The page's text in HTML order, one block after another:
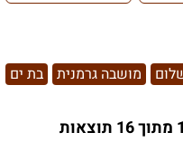
מושבה גרמנית
בת ים